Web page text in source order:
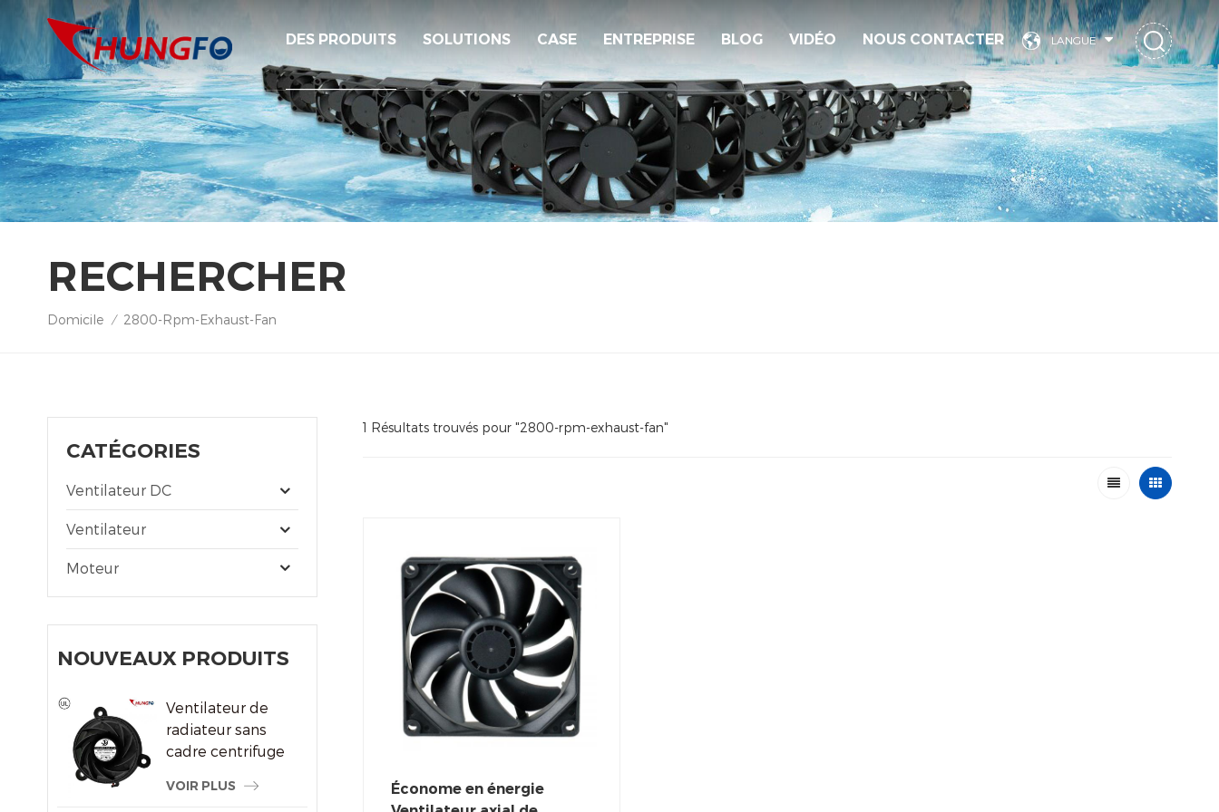
LANGUE
DES PRODUITS SOLUTIONS CASE ENTREPRISE BLOG VIDÉO NOUS CONTACTER
RECHERCHER
Domicile / 2800-Rpm-Exhaust-Fan
CATÉGORIES
Ventilateur DC
Ventilateur
Moteur
NOUVEAUX PRODUITS
Ventilateur de
radiateur sans
cadre centrifuge
refroidissement
VOIR PLUS
1 Résultats trouvés pour "2800-rpm-exhaust-fan"
Économe en énergie